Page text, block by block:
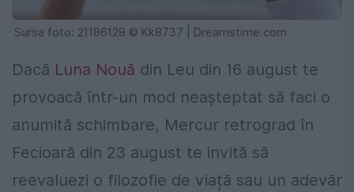
Sursa foto: 21186128 © Kk8737 | Dreamstime.com
Dacă Luna Nouă din Leu din 16 august te
provoacă într-un mod neașteptat să faci o
anumită schimbare, Mercur retrograd în
Fecioară din 23 august te invită să
reevaluezi o filozofie de viață sau un adevăr